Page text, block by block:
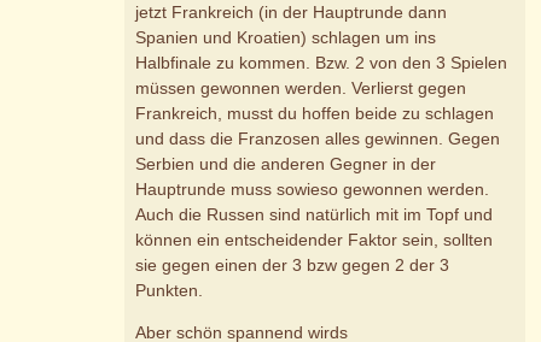
jetzt Frankreich (in der Hauptrunde dann
Spanien und Kroatien) schlagen um ins
Halbfinale zu kommen. Bzw. 2 von den 3 Spielen
müssen gewonnen werden. Verlierst gegen
Frankreich, musst du hoffen beide zu schlagen
und dass die Franzosen alles gewinnen. Gegen
Serbien und die anderen Gegner in der
Hauptrunde muss sowieso gewonnen werden.
Auch die Russen sind natürlich mit im Topf und
können ein entscheidender Faktor sein, sollten
sie gegen einen der 3 bzw gegen 2 der 3
Punkten.
Aber schön spannend wirds